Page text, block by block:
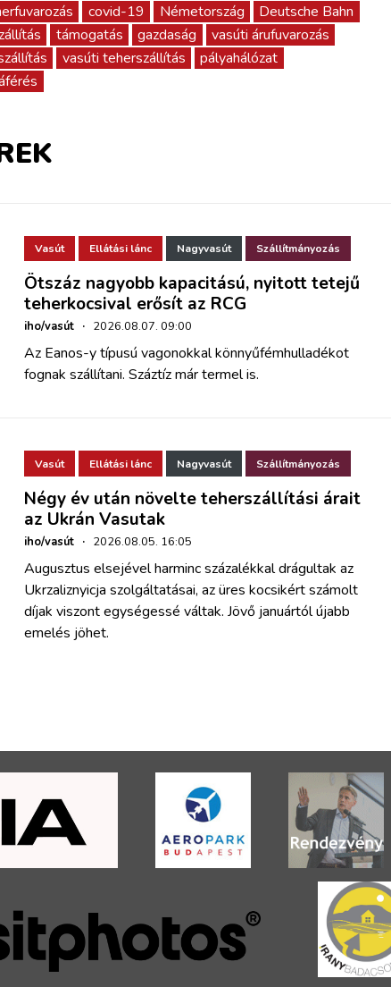
covid-19 Németország
Deutsche Bahn
támogatás gazdaság
vasúti árufuvarozás
vasúti teherszállítás
pályahálózat
Vasút Ellátási lánc Nagyvasút Szállítmányozás
Ötszáz nagyobb kapacitású, nyitott tetejű
teherkocsival erősít az RCG
iho/vasút · 2026.08.07. 09:00
Az Eanos-y típusú vagonokkal könnyűfémhulladékot
fognak szállítani. Száztíz már termel is.
Vasút Ellátási lánc Nagyvasút Szállítmányozás
Négy év után növelte teherszállítási árait
az Ukrán Vasutak
iho/vasút · 2026.08.05. 16:05
Augusztus elsejével harminc százalékkal drágultak az
Ukrzaliznyicja szolgáltatásai, az üres kocsikért számolt
díjak viszont egységessé váltak. Jövő januártól újabb
emelés jöhet.